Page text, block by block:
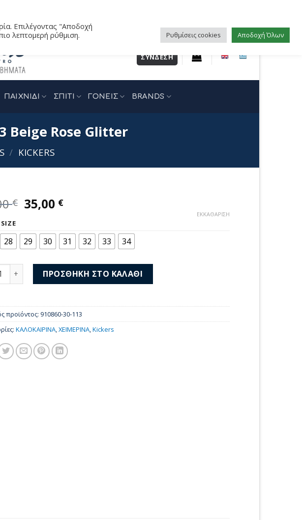
ΣΎΝΔΕΣΗ
ΠΑΙΧΝΙΔΙ ΣΠΙΤΙ ΓΟΝΕΙΣ BRANDS
Beige Rose Glitter
/ KICKERS
€ Original
price
55,00 €.
35,00 €Η
είναι:
35,00 €.
28 29 30 31 32 33 34
ΕΚΚΑΘΆΡΙΣΗ
Kalido 910860-30-113 Beige Rose Glitter ποσότητα
ΠΡΟΣΘΉΚΗ ΣΤΟ ΚΑΛΆΘΙ
προϊόντος: 910860-30-113
ΚΑΛΟΚΑΙΡΙΝΑ,ΧΕΙΜΕΡΙΝΑ,Kickers
Επιλέγοντας "Αποδοχή
λεπτομερή ρύθμιση.
Ρυθμίσεις cookies Αποδοχή Όλων